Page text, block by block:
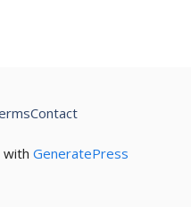
with GeneratePress
Contact